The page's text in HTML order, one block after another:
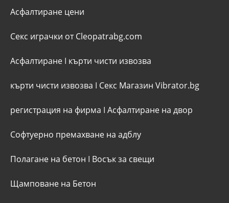
Асфалтиране цени
Секс играчки от Cleopatrabg.com
Асфалтиране I кърти чисти извозва
кърти чисти извозва I Секс Магазин Vibrator.bg
регистрация на фирма I Асфалтиране на двор
Софтуерно премахване на адблу
Полагане на бетон I Восък за свещи
Щамповане на Бетон